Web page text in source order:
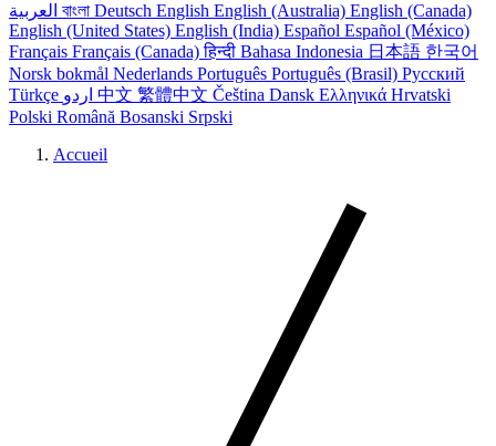
বাংলা Deutsch English English (Australia) English (Canada)
English (United States) English (India) Español Español (México)
Français Français (Canada)हिन्दी Bahasa Indonesia 日本語 한국어
Norsk bokmål Nederlands Português Português (Brasil) Русский
Türkçe
中文 繁體中文 Čeština Dansk Ελληνικά Hrvatski
Polski Română Bosanski Srpski
Accueil